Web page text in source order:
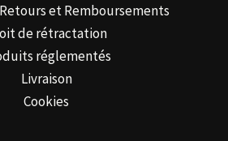
et Remboursements
de rétractation
réglementés
Livraison
Cookies